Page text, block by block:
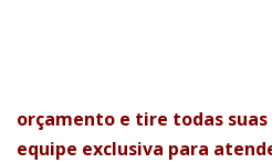
orçamento e tire todas suas
equipe exclusiva para